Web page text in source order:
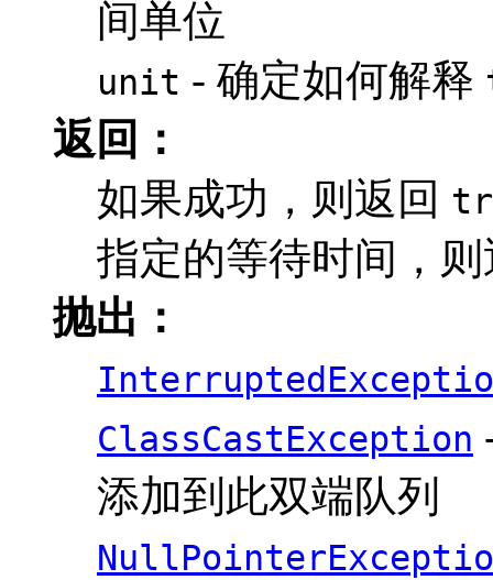
间单位
unit - 确定如何解释
返回：
如果成功，则返回
指定的等待时间，
抛出：
ClassCastException
添加到此双端队列